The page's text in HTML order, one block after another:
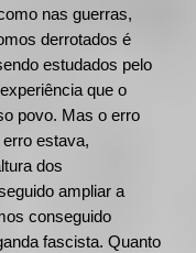
nas guerras,
derrotados é
estudados pelo
que o
povo. Mas o erro
estava,
dos
ampliar a
conseguido
fascista. Quanto